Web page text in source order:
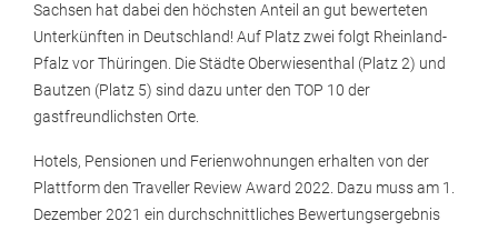
Sachsen hat dabei den höchsten Anteil an gut bewerteten
Unterkünften in Deutschland! Auf Platz zwei folgt Rheinland-
Pfalz vor Thüringen. Die Städte Oberwiesenthal (Platz 2) und
Bautzen (Platz 5) sind dazu unter den TOP 10 der
gastfreundlichsten Orte.
Hotels, Pensionen und Ferienwohnungen erhalten von der
Plattform den Traveller Review Award 2022. Dazu muss am 1.
Dezember 2021 ein durchschnittliches Bewertungsergebnis